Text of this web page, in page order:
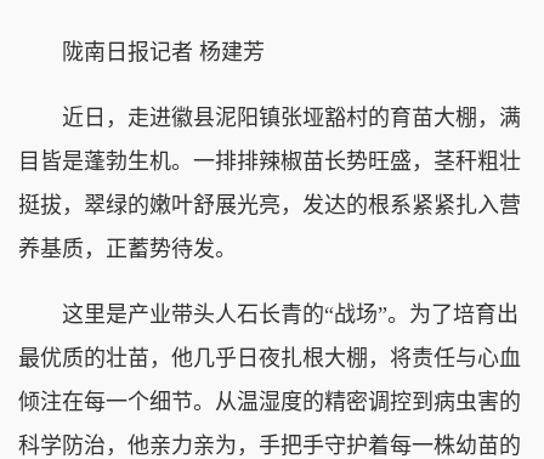
陇南日报记者 杨建芳
近日，走进徽县泥阳镇张垭豁村的育苗大棚，满
目皆是蓬勃生机。一排排辣椒苗长势旺盛，茎秆粗壮
挺拔，翠绿的嫩叶舒展光亮，发达的根系紧紧扎入营
养基质，正蓄势待发。
这里是产业带头人石长青的“战场”。为了培育出
最优质的壮苗，他几乎日夜扎根大棚，将责任与心血
倾注在每一个细节。从温湿度的精密调控到病虫害的
科学防治，他亲力亲为，手把手守护着每一株幼苗的